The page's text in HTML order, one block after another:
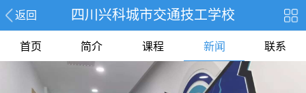
返回 四川兴科城市交通技工学校
首页 简介 课程 新闻 联系